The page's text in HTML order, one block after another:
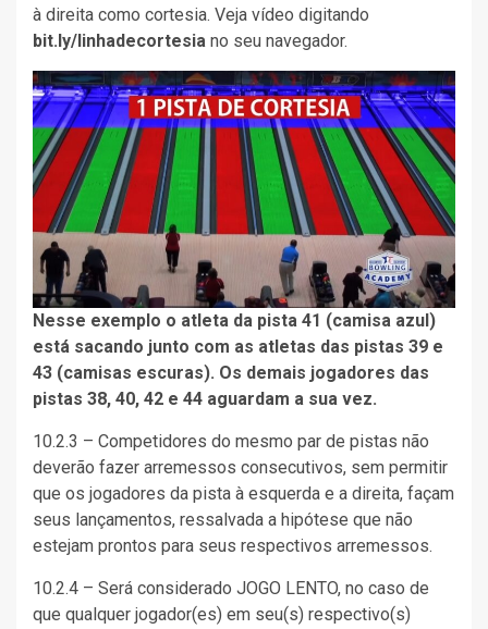
à direita como cortesia. Veja vídeo digitando
bit.ly/linhadecortesia no seu navegador.
Nesse exemplo o atleta da pista 41 (camisa azul)
está sacando junto com as atletas das pistas 39 e
43 (camisas escuras). Os demais jogadores das
pistas 38, 40, 42 e 44 aguardam a sua vez.
10.2.3 – Competidores do mesmo par de pistas não
deverão fazer arremessos consecutivos, sem permitir
que os jogadores da pista à esquerda e a direita, façam
seus lançamentos, ressalvada a hipótese que não
estejam prontos para seus respectivos arremessos.
10.2.4 – Será considerado JOGO LENTO, no caso de
que qualquer jogador(es) em seu(s) respectivo(s)